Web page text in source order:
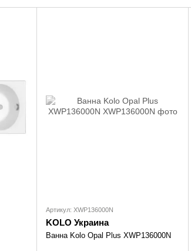
Артикул: XWP136000N
KOLO Украина
Ванна Kolo Opal Plus XWP136000N